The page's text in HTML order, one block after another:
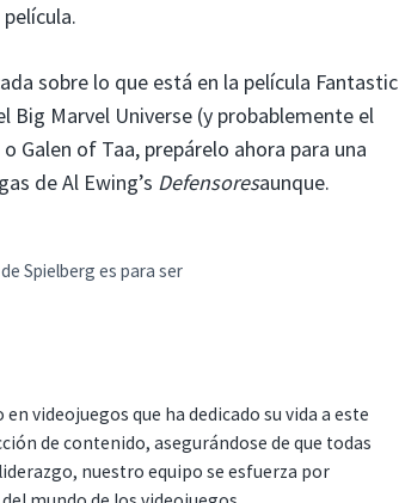
sobre lo que está en la película Fantastic
Big Marvel Universe (y probablemente el
Galen of Taa, prepárelo ahora para una
de Al Ewing’s Defensoresaunque.
Spielberg es para ser
videojuegos que ha dedicado su vida a este
de contenido, asegurándose de que todas
nuestro equipo se esfuerza por